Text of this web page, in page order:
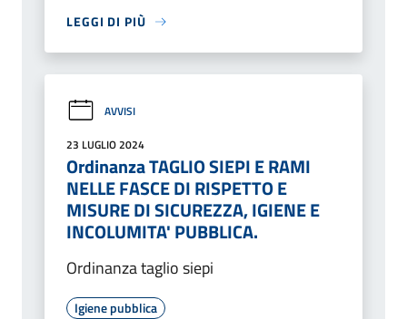
LEGGI DI PIÙ
AVVISI
23 LUGLIO 2024
Ordinanza TAGLIO SIEPI E RAMI
NELLE FASCE DI RISPETTO E
MISURE DI SICUREZZA, IGIENE E
INCOLUMITA' PUBBLICA.
Ordinanza taglio siepi
Igiene pubblica